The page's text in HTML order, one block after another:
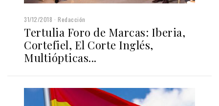
31/12/2018 Redacción
Tertulia Foro de Marcas: Iberia,
Cortefiel, El Corte Inglés,
Multiópticas...